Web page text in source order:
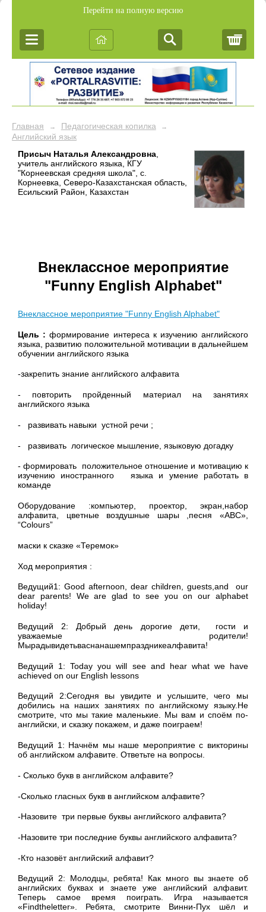
Перейти на полную версию
Главная → Педагогическая копилка →
Английский язык
Присыч Наталья Александровна
учитель английского языка, КГУ
"Корнеевская средняя школа", с.
Корнеевка, Северо-Казахстанская область,
Есильский Район, Казахстан
Внеклассное мероприятие
"Funny English Alphabet"
Внеклассное мероприятие "Funny English Alphabet"
Цель : формирование интереса к изучению английского
языка, развитию положительной мотивации в дальнейшем
обучении английского языка
-закрепить знание английского алфавита
- повторить пройденный материал на занятиях
английского языка
- развивать навыки устной речи ;
- развивать логическое мышление, языковую догадку
- формировать положительное отношение и мотивацию к
изучению иностранного языка и умение работать в
команде
Оборудование :компьютер, проектор, экран,набор
алфавита, цветные воздушные шары ,песня «ABC»,
“Colours”
маски к сказке «Теремок»
Ход мероприятия :
Ведущий1: Good afternoon, dear children, guests,and our
dear parents! We are glad to see you on our alphabet
holiday!
Ведущий 2: Добрый день дорогие дети, гости и
уважаемые родители!
Мырадывидетьваснанашемпраздникеалфавита!
Ведущий 1: Today you will see and hear what we have
achieved on our English lessons
Ведущий 2:Сегодня вы увидите и услышите, чего мы
добились на наших занятиях по английскому языку.Не
смотрите, что мы такие маленькие. Мы вам и споём по-
английски, и сказку покажем, и даже поиграем!
Ведущий 1: Начнём мы наше мероприятие с викторины
об английском алфавите. Ответьте на вопросы.
- Сколько букв в английском алфавите?
-Сколько гласных букв в английском алфавите?
-Назовите три первые буквы английского алфавита?
-Назовите три последние буквы английского алфавита?
-Кто назовёт английский алфавит?
Ведущий 2: Молодцы, ребята! Как много вы знаете об
английских буквах и знаете уже английский алфавит.
Теперь самое время поиграть. Игра называется
«Findtheletter». Ребята, смотрите Винни-Пух шёл и